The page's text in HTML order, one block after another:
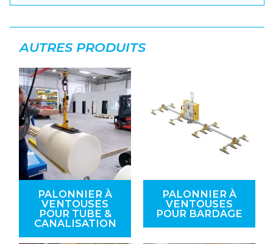
AUTRES PRODUITS
PALONNIER À
VENTOUSES
POUR TUBE &
CANALISATION
PALONNIER À
VENTOUSES
POUR BARDAGE